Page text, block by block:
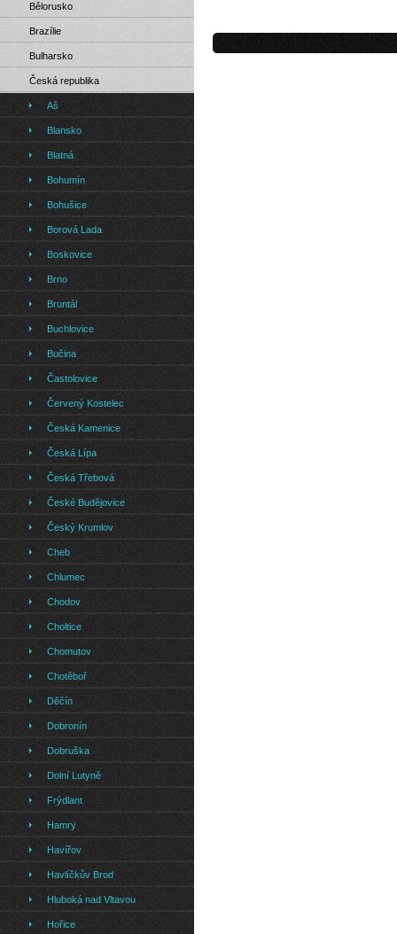
Bělorusko
Brazílie
Bulharsko
Česká republika
Aš
Blansko
Blatná
Bohumín
Bohušice
Borová Lada
Boskovice
Brno
Bruntál
Buchlovice
Bučina
Častolovice
Červený Kostelec
Česká Kamenice
Česká Lípa
Česká Třebová
České Budějovice
Český Krumlov
Cheb
Chlumec
Chodov
Choltice
Chomutov
Chotěboř
Děčín
Dobronín
Dobruška
Dolní Lutyně
Frýdlant
Hamry
Havířov
Havlíčkův Brod
Hluboká nad Vltavou
Hořice